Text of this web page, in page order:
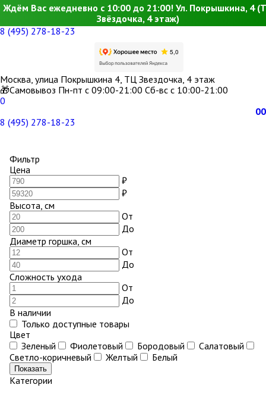
Ждём Вас ежедневно с 10:00 до 21:00! Ул. Покрышкина, 4
Звёздочка, 4 этаж)
8 (495) 278-18-23
Москва, улица Покрышкина 4, ТЦ Звездочка, 4 этаж
🎁Самовывоз Пн-пт с 09:00-21:00 Сб-вс с 10:00-21:00
0
00
8 (495) 278-18-23
Фильтр
Цена
₽
₽
Высота, см
От
До
Диаметр горшка, см
От
До
Сложность ухода
От
До
В наличии
Только доступные товары
Цвет
Зеленый
Фиолетовый Бородовый
Салатовый
Светло-коричневый
Желтый Белый
Показать
Категории